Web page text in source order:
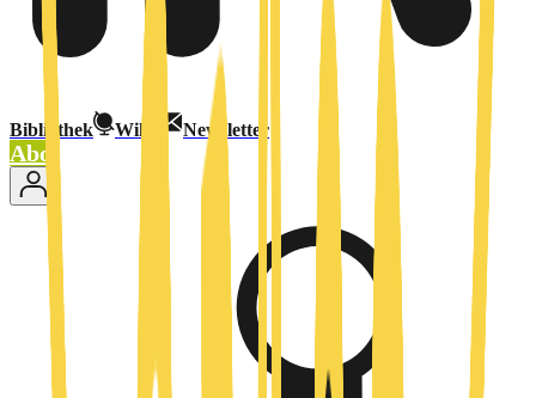
Bibliothek Wiki Newsletter
Abo